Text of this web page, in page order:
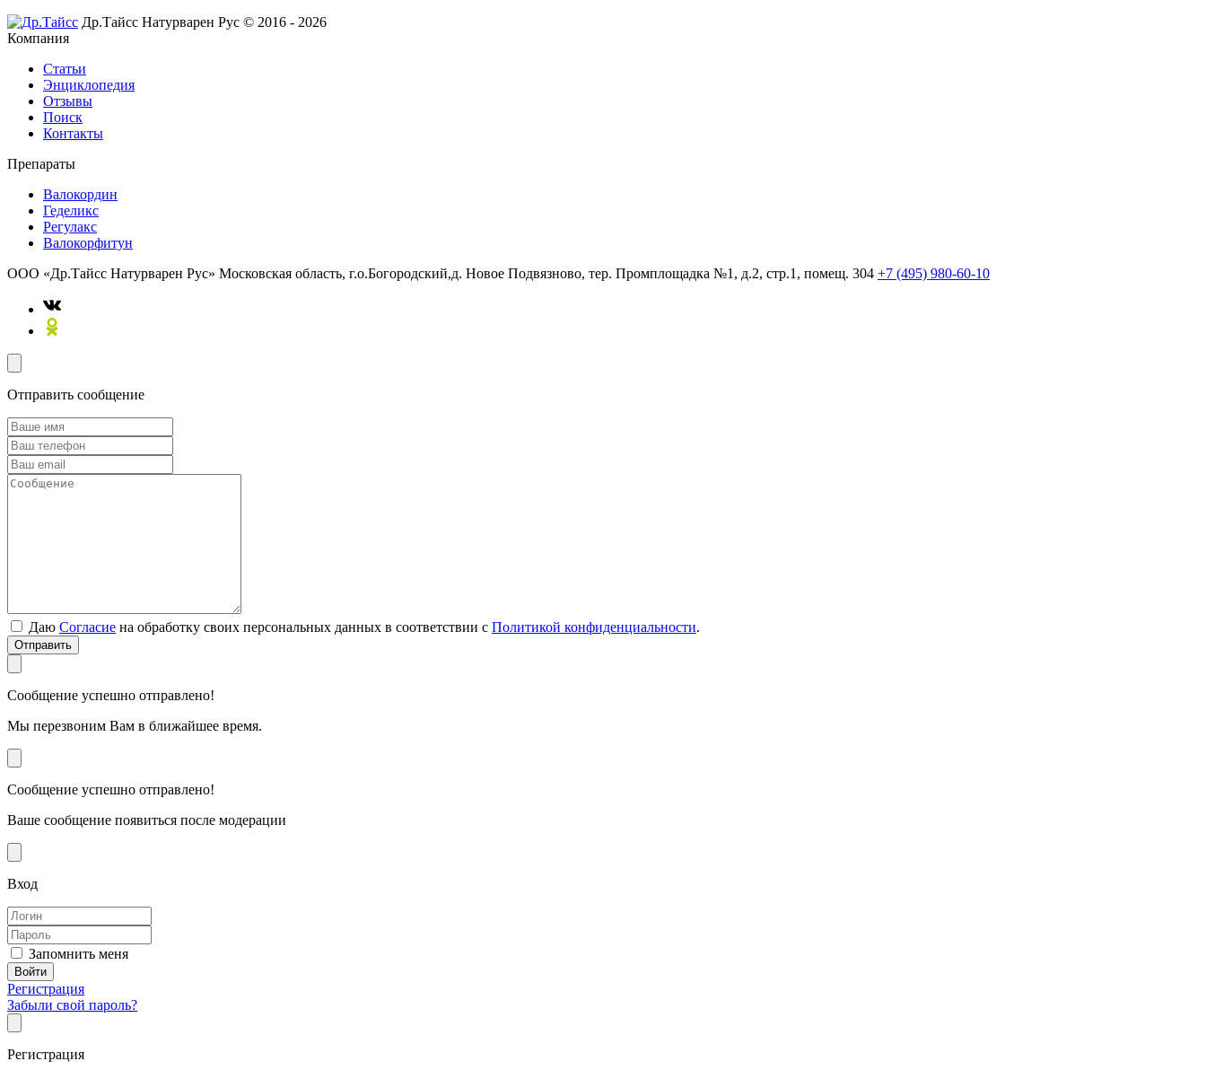
Др.Тайсс Натурварен Рус © 2016 - 2026
Компания
Статьи
Энциклопедия
Отзывы
Поиск
Контакты
Препараты
Валокордин
Геделикс
Регулакс
Валокорфитун
ООО «Др.Тайсс Натурварен Рус» Московская область, г.о.Богородский,д. Новое Подвязново, тер. Промплощадка №1, д.2, стр.1, помещ. 304 +7 (495) 980-60-10
Отправить сообщение
Даю Согласие на обработку своих персональных данных в соответствии с Политикой конфиденциальности.
Отправить
Сообщение успешно отправлено!
Мы перезвоним Вам в ближайшее время.
Сообщение успешно отправлено!
Ваше сообщение появиться после модерации
Вход
Запомнить меня
Регистрация
Забыли свой пароль?
Регистрация